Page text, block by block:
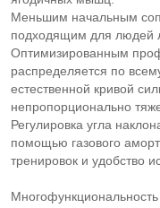
Меньшим начальным
подходящим для людей
Оптимизированным
распределяется по
естественной кривой
непропорционально
Регулировка угла
помощью газового
тренировок и удобство